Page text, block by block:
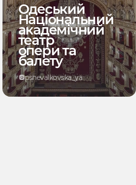
Одеський
Національний
академічний
театр
опери та
балету
pshevalkovska_ya